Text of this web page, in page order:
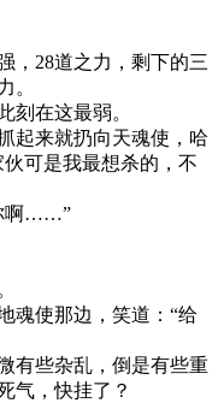
，28道之力，剩下的三
。
刻在这最弱。
起来就扔向天魂使，哈
可是我最想杀的，不
啊……”
魂使那边，笑道：“给
有些杂乱，倒是有些重
气，快挂了？